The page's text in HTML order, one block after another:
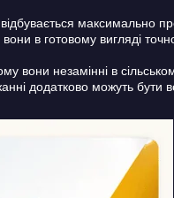
максимально
в готовому вигляді
вони незамінні в
додатково можуть бути